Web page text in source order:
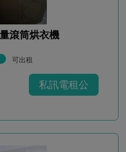
滾筒烘衣機
可出租
私訊電租公